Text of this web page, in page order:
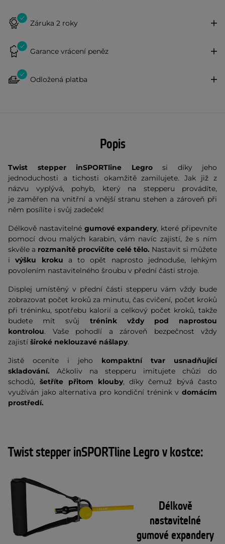
Záruka 2 roky
Garance vrácení peněz
Odložená platba
Popis
Twist stepper inSPORTline Legrosi díky jeho
jednoduchosti a tichosti okamžitě zamilujete. Jak již z
názvu vyplývá, pohyb, který na stepperu provádíte,
je zaměřen na vnitřní a vnější stranu stehen a zároveň při
něm posílíte i svůj zadeček!
Délkově nastavitelné gumové expandery, které připevníte
pomocí dvou malých karabin, vám navíc zajistí, že s ním
skvěle a rozmanitě procvičíte celé tělo. Nastavit si můžete
ivýšku kroku a to opět naprosto jednoduše, lehkým
povolením nastavitelného šroubu v přední části stroje.
Displej umístěný v přední části stepperu vám vždy bude
zobrazovat počet kroků za minutu, čas cvičení, počet kroků
při tréninku, spotřebu kalorií a celkový počet kroků, takže
budete mít svůj trénink vždy pod naprostou
kontrolou. Vaše pohodlí a zároveň bezpečnost vždy
zajistí široké neklouzavé nášlapy.
Jistě oceníte i jeho kompaktní tvar usnadňující
skladování. Ačkoliv na stepperu imitujete chůzi do
schodů,šetříte přitom klouby, díky čemuž bývá často
využíván jako alternativa pro kondiční trénink v domácím
prostředí.
Twist stepper inSPORTline Legro v kostce:
Délkově
nastavitelné
gumové expandery